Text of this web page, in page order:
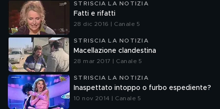
STRISCIA LA NOTIZIA
Fatti e rifatti
28 dic 2016 | Canale 5
STRISCIA LA NOTIZIA
Macellazione clandestina
28 mar 2017 | Canale 5
STRISCIA LA NOTIZIA
Inaspettato intoppo o furbo espediente?
10 nov 2014 | Canale 5